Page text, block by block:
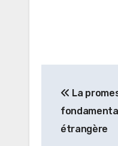
de
l’article
La
étrangère